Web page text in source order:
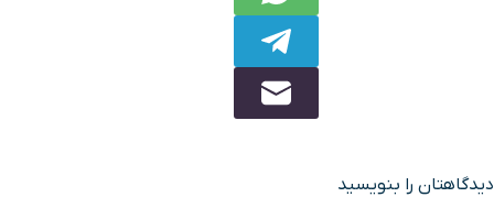
دیدگاهتان را بنویسید